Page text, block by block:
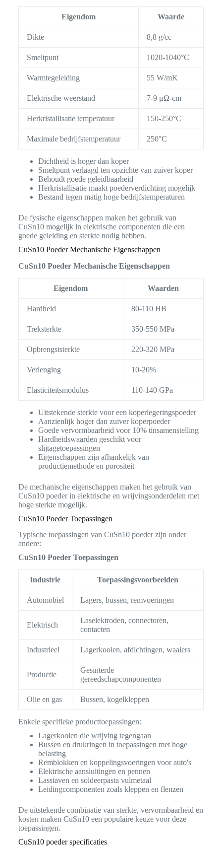
Eigendom Waarde
Dikte 8,8 g/cc
Smeltpunt 1020-1040°C
Warmtegeleiding 55 W/mK
Elektrische weerstand 7-9 μΩ-cm
Herkristallisatie temperatuur 150-250°C
Maximale bedrijfstemperatuur 250°C
Dichtheid is hoger dan koper
Smeltpunt verlaagd ten opzichte van zuiver koper
Behoudt goede geleidbaarheid
Herkristallisatie maakt poederverdichting mogelijk
Bestand tegen matig hoge bedrijfstemperaturen
De fysische eigenschappen maken het gebruik van
CuSn10 mogelijk in elektrische componenten die een
goede geleiding en sterkte nodig hebben.
CuSn10 Poeder Mechanische Eigenschappen
CuSn10 Poeder Mechanische Eigenschappen
Eigendom Waarden
Hardheid 80-110 HB
Treksterkte 350-550 MPa
Opbrengststerkte 220-320 MPa
Verlenging 10-20%
Elasticiteitsmodulus 110-140 GPa
Uitstekende sterkte voor een koperlegeringspoeder
Aanzienlijk hoger dan zuiver koperpoeder
Goede vervormbaarheid voor 10% tinsamenstelling
Hardheidswaarden geschikt voor
slijtagetoepassingen
Eigenschappen zijn afhankelijk van
productiemethode en porositeit
De mechanische eigenschappen maken het gebruik van
CuSn10 poeder in elektrische en wrijvingsonderdelen met
hoge sterkte mogelijk.
CuSn10 Poeder Toepassingen
Typische toepassingen van CuSn10 poeder zijn onder
andere:
CuSn10 Poeder Toepassingen
Industrie Toepassingsvoorbeelden
Automobiel Lagers, bussen, remvoeringen
Elektrisch
Laselektroden, connectoren,
contacten
Industrieel Lagerkooien, afdichtingen, waaiers
Productie
Gesinterde
gereedschapcomponenten
Olie en gas Bussen, kogelkleppen
Enkele specifieke producttoepassingen:
Lagerkooien die wrijving tegengaan
Bussen en drukringen in toepassingen met hoge
belasting
Remblokken en koppelingsvoeringen voor auto's
Elektrische aansluitingen en pennen
Lasstaven en soldeerpasta vulmetaal
Leidingcomponenten zoals kleppen en flenzen
De uitstekende combinatie van sterkte, vervormbaarheid en
kosten maken CuSn10 een populaire keuze voor deze
toepassingen.
CuSn10 poeder specificaties